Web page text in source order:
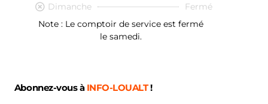
Dimanche
Fermé
Note : Le comptoir de service est fermé
le samedi.
Abonnez-vous à INFO-LOUALT!